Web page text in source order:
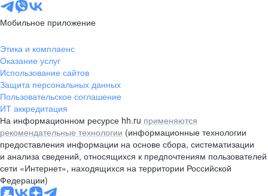
Мобильное приложение
Этика и комплаенс
Оказание услуг
Использование сайтов
Защита персональных данных
Пользовательское соглашение
ИТ аккредитация
На информационном ресурсе hh.ru применяются
рекомендательные технологии (информационные технологии
предоставления информации на основе сбора, систематизации
и анализа сведений, относящихся к предпочтениям пользователей
сети «Интернет», находящихся на территории Российской
Федерации)